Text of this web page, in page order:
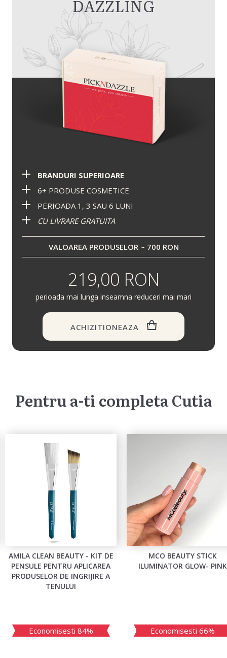
DAZZLING
BRANDURI SUPERIOARE
6+ PRODUSE COSMETICE
PERIOADA 1, 3 SAU 6 LUNI
CU LIVRARE GRATUITA
VALOAREA PRODUSELOR ~ 700 RON
219,00 RON
perioada mai lunga inseamna reduceri mai mari
ACHIZITIONEAZA
Pentru a-ti completa Cutia
AMILA CLEAN BEAUTY - KIT DE
PENSULE PENTRU APLICAREA
PRODUSELOR DE INGRIJIRE A
TENULUI
Economisesti 84%
MCO BEAUTY STICK
ILUMINATOR GLOW- PINK
Economisesti 66%